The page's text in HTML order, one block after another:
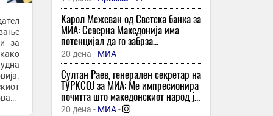
за
провокација, туку симбол на
сеќавањето
8 минути -Локално
Хаос во Белата куќа: Судир меѓу
Трамп и Хегсет
8 минути -Вечер
Орце Ѓорѓиевски прослави роденден:
„Само радост и здравје, сè друго ќе
дојде“
9 минути -Прес 24
Карол Межеван од Светска банка за
МИА: Северна Македонија има
потенцијал да го забрза
економскиот раст, потребни се
структурни реформи
20 дена - МИА
Султан Раев, генерален секретар на
ТУРКСОЈ за МИА: Ме импресионира
почитта што македонскиот народ ја
покажува кон својата историја
20 дена - МИА -